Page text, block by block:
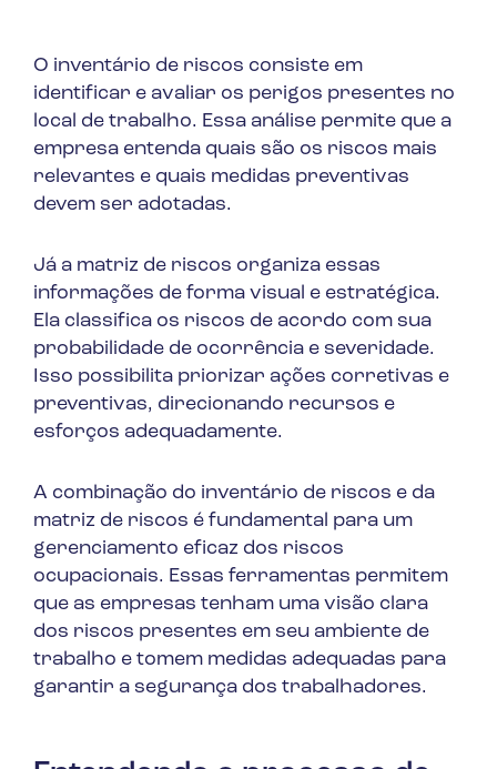
O inventário de riscos consiste em
identificar e avaliar os perigos presentes no
local de trabalho. Essa análise permite que a
empresa entenda quais são os riscos mais
relevantes e quais medidas preventivas
devem ser adotadas.
Já a matriz de riscos organiza essas
informações de forma visual e estratégica.
Ela classifica os riscos de acordo com sua
probabilidade de ocorrência e severidade.
Isso possibilita priorizar ações corretivas e
preventivas, direcionando recursos e
esforços adequadamente.
A combinação do inventário de riscos e da
matriz de riscos é fundamental para um
gerenciamento eficaz dos riscos
ocupacionais. Essas ferramentas permitem
que as empresas tenham uma visão clara
dos riscos presentes em seu ambiente de
trabalho e tomem medidas adequadas para
garantir a segurança dos trabalhadores.